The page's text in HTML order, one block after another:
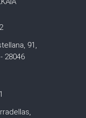
91,
28046